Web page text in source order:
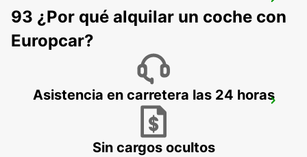
STOLBERG - GERMANY
ERKELENZ
93 ¿Por qué alquilar un coche con
Europcar?
Asistencia en carretera las 24 horas
Sin cargos ocultos